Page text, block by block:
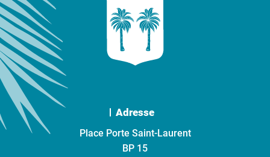
Adresse
Place Porte Saint-Laurent
BP 15